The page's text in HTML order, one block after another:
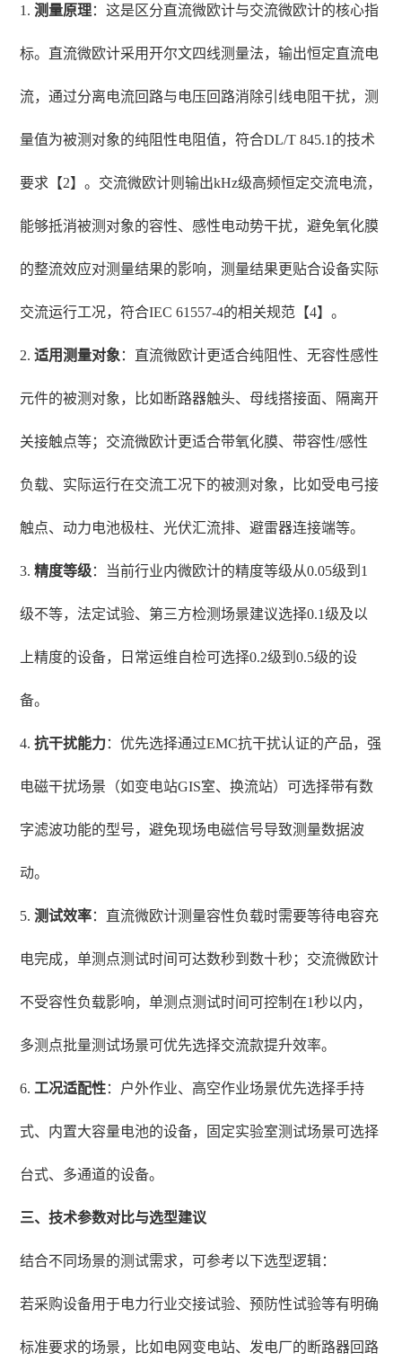
1.测量原理：这是区分直流微欧计与交流微欧计的核心指
标。直流微欧计采用开尔文四线测量法，输出恒定直流电
流，通过分离电流回路与电压回路消除引线电阻干扰，测
量值为被测对象的纯阻性电阻值，符合DL/T 845.1的技术
要求【2】。交流微欧计则输出kHz级高频恒定交流电流，
能够抵消被测对象的容性、感性电动势干扰，避免氧化膜
的整流效应对测量结果的影响，测量结果更贴合设备实际
交流运行工况，符合IEC 61557-4的相关规范【4】。
2.适用测量对象 ：直流微欧计更适合纯阻性、无容性感性
元件的被测对象，比如断路器触头、母线搭接面、隔离开
关接触点等；交流微欧计更适合带氧化膜、带容性/感性
负载、实际运行在交流工况下的被测对象，比如受电弓接
触点、动力电池极柱、光伏汇流排、避雷器连接端等。
3.精度等级：当前行业内微欧计的精度等级从0.05级到1
级不等，法定试验、第三方检测场景建议选择0.1级及以
上精度的设备，日常运维自检可选择0.2级到0.5级的设
备。
4.抗干扰能力：优先选择通过EMC抗干扰认证的产品，强
电磁干扰场景（如变电站GIS室、换流站）可选择带有数
字滤波功能的型号，避免现场电磁信号导致测量数据波
动。
5.测试效率：直流微欧计测量容性负载时需要等待电容充
电完成，单测点测试时间可达数秒到数十秒；交流微欧计
不受容性负载影响，单测点测试时间可控制在1秒以内，
多测点批量测试场景可优先选择交流款提升效率。
6. 工况适配性：户外作业、高空作业场景优先选择手持
式、内置大容量电池的设备，固定实验室测试场景可选择
台式、多通道的设备。
三、技术参数对比与选型建议
结合不同场景的测试需求，可参考以下选型逻辑：
若采购设备用于电力行业交接试验、预防性试验等有明确
标准要求的场景，比如电网变电站、发电厂的断路器回路